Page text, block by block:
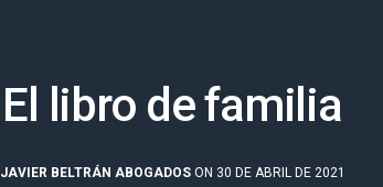
El libro de familia
JAVIER BELTRÁN ABOGADOSON 30 DE ABRIL DE 2021